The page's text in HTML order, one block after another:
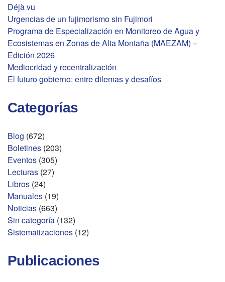
Déjà vu
Urgencias de un fujimorismo sin Fujimori
Programa de Especialización en Monitoreo de Agua y
Ecosistemas en Zonas de Alta Montaña (MAEZAM) –
Edición 2026
Mediocridad y recentralización
El futuro gobierno: entre dilemas y desafíos
Categorías
Blog (672)
Boletines (203)
Eventos (305)
Lecturas (27)
Libros (24)
Manuales (19)
Noticias (663)
Sin categoría (132)
Sistematizaciones (12)
Publicaciones